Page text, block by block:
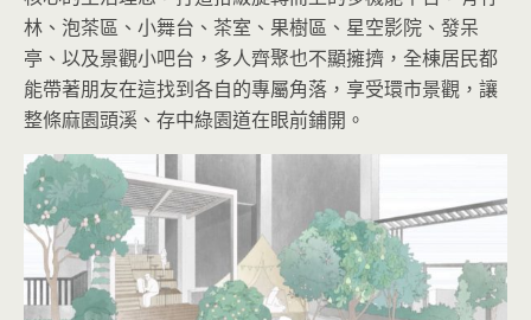
林、泡茶區、小舞台、茶室、果樹區、星空影院、發呆
亭、以及景觀小吧台，多人齊聚也不顯擁擠，全棟居民都
能帶著朋友在這找到各自的專屬角落，享受環市景觀，讓
整條麻園頭溪、存中綠園道在眼前鋪開。